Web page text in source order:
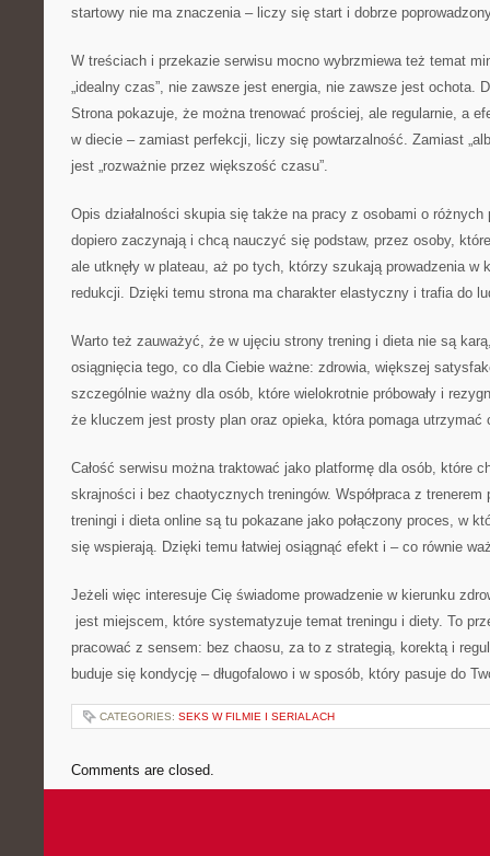
startowy nie ma znaczenia – liczy się start i dobrze
W treściach i przekazie serwisu mocno wybrzmiewa też temat
„idealny czas”, nie zawsze jest energia, nie zawsze jest ochota.
Strona pokazuje, że można trenować prościej, ale regularnie, a
w diecie – zamiast perfekcji, liczy się powtarzalność. Zamiast
jest „rozważnie przez większość czasu”.
Opis działalności skupia się także na pracy z osobami o
dopiero zaczynają i chcą nauczyć się podstaw, przez osoby,
ale utknęły w plateau, aż po tych, którzy szukają prowadzenia w
redukcji. Dzięki temu strona ma charakter elastyczny i trafia do
Warto też zauważyć, że w ujęciu strony trening i dieta nie są
osiągnięcia tego, co dla Ciebie ważne: zdrowia, większej
szczególnie ważny dla osób, które wielokrotnie próbowały i
że kluczem jest prosty plan oraz opieka, która pomaga utrzymać
Całość serwisu można traktować jako platformę dla osób, które
skrajności i bez chaotycznych treningów. Współpraca z trenerem
treningi i dieta online są tu pokazane jako połączony proces, w
się wspierają. Dzięki temu łatwiej osiągnąć efekt i – co równie
Jeżeli więc interesuje Cię świadome prowadzenie w kierunku
jest miejscem, które systematyzuje temat treningu i diety. To
pracować z sensem: bez chaosu, za to z strategią, korektą i
buduje się kondycję – długofalowo i w sposób, który pasuje do
CATEGORIES: SEKS W FILMIE I SERIALACH
Comments are closed.